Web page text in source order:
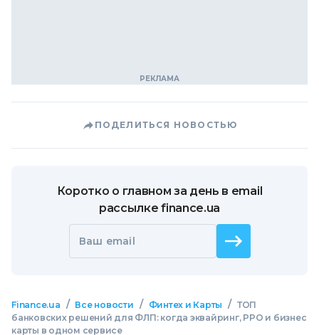
ПОДЕЛИТЬСЯ НОВОСТЬЮ
Коротко о главном за день в email
рассылке finance.ua
Ваш email
Finance.ua / Все новости / Финтех и Карты / ТОП
банковских решений для ФЛП: когда эквайринг, РРО и бизнес
карты в одном сервисе